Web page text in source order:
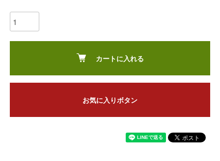
カートに入れる
お気に入りボタン